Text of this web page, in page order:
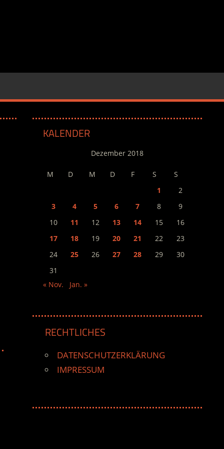
KALENDER
Dezember 2018
M D M D F S
S
1
2
3
4 5 6 7 8
9
10
11 12 13 14 15
16
17
18 19 20 21 22
23
24
25 26 27 28 29
30
31
« Nov.
Jan. »
RECHTLICHES
DATENSCHUTZERKLÄRUNG
IMPRESSUM